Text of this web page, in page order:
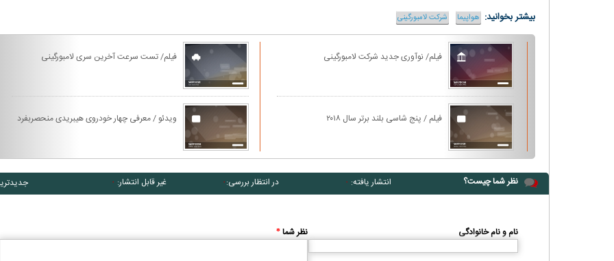
بیشتر بخوانید: هواپیما شرکت لامبورگینی
فیلم/ نوآوری جدید شرکت لامبورگینی فیلم/ تست سرعت آخرین سری لامبورگینی
فیلم / پنج شاسی بلند برتر سال ۲۰۱۸ ویدئو / معرفی چهار خودروی هیبریدی منحصربفرد
نظر شما چیست؟ انتشار یافته: ۰ در انتظار بررسی: ۰ غیر قابل انتشار: ۰
نام و نام خانوادگی نظر شما*